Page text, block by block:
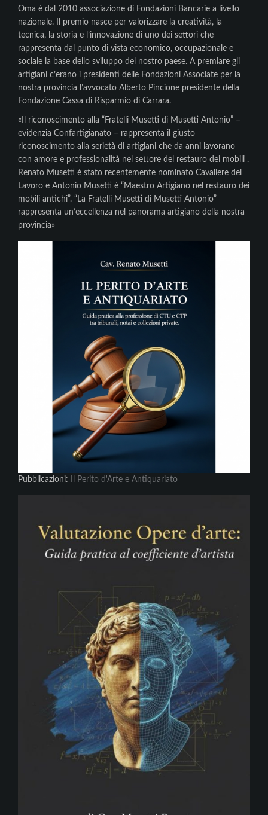
Oma è dal 2010 associazione di Fondazioni Bancarie a livello
nazionale. Il premio nasce per valorizzare la creatività, la
tecnica, la storia e l’innovazione di uno dei settori che
rappresenta dal punto di vista economico, occupazionale e
sociale la base dello sviluppo del nostro paese. A premiare gli
artigiani c’erano i presidenti delle Fondazioni Associate per la
nostra provincia l’avvocato Alberto Pincione presidente della
Fondazione Cassa di Risparmio di Carrara.
«Il riconoscimento alla “Fratelli Musetti di Musetti Antonio” –
evidenzia Confartigianato – rappresenta il giusto
riconoscimento alla serietà di artigiani che da anni lavorano
con amore e professionalità nel settore del restauro dei mobili .
Renato Musetti è stato recentemente nominato Cavaliere del
Lavoro e Antonio Musetti è “Maestro Artigiano nel restauro dei
mobili antichi”. “La Fratelli Musetti di Musetti Antonio”
rappresenta un’eccellenza nel panorama artigiano della nostra
provincia»
Pubblicazioni: Il Perito d'Arte e Antiquariato